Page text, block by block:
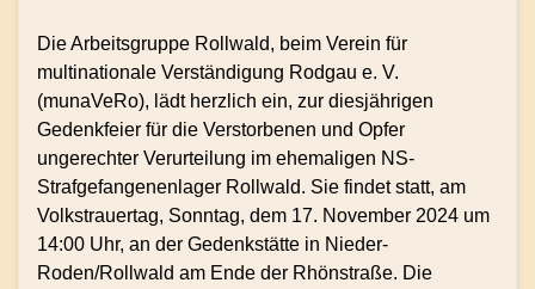
Die Arbeitsgruppe Rollwald, beim Verein für
multinationale Verständigung Rodgau e. V.
(munaVeRo), lädt herzlich ein, zur diesjährigen
Gedenkfeier für die Verstorbenen und Opfer
ungerechter Verurteilung im ehemaligen NS-
Strafgefangenenlager Rollwald. Sie findet statt, am
Volkstrauertag, Sonntag, dem 17. November 2024 um
14:00 Uhr, an der Gedenkstätte in Nieder-
Roden/Rollwald am Ende der Rhönstraße. Die